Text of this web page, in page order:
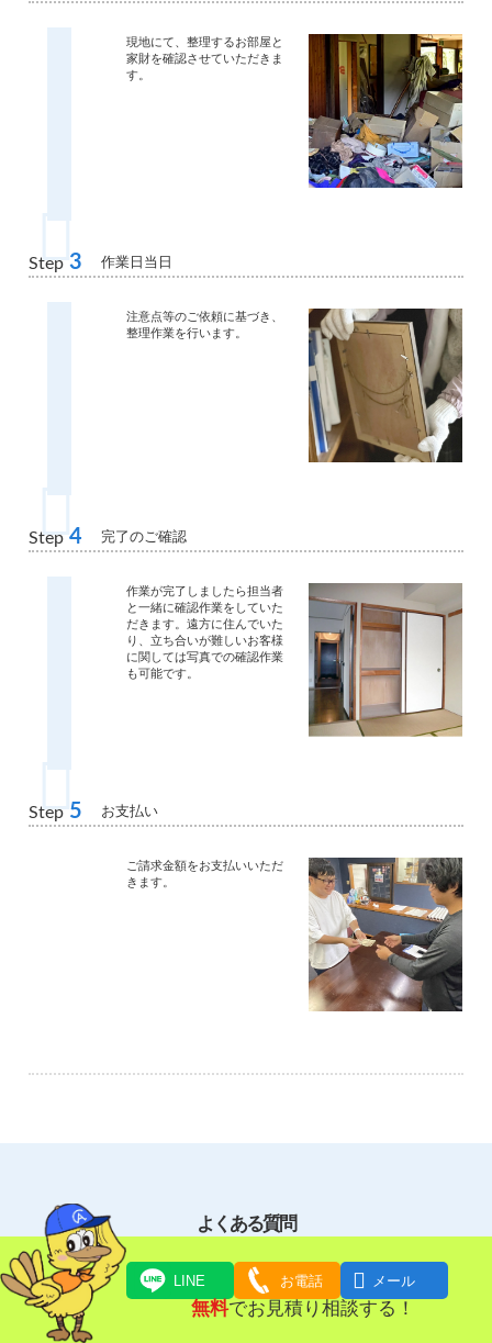
現地にて、整理するお部屋と
家財を確認させていただきま
す。
Step 3 作業日当日
注意点等のご依頼に基づき、
整理作業を行います。
Step 4 完了のご確認
作業が完了しましたら担当者
と一緒に確認作業をしていた
だきます。遠方に住んでいた
り、立ち合いが難しいお客様
に関しては写真での確認作業
も可能です。
Step 5 お支払い
ご請求金額をお支払いいただ
きます。
よくある質問
写真でもお見積りできますか。
LINE お電話  メール
無料でお見積り相談する！